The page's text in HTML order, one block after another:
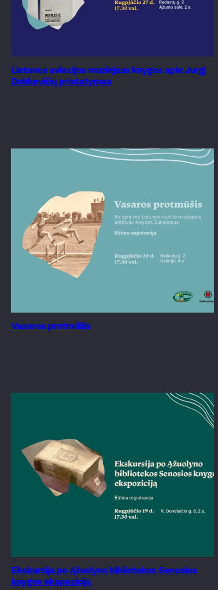
Lietuvos aviacijos muziejaus knygos apie Jurgį
Dobkevičių pristatymas
Vasaros protmūšis
Ekskursija po Ąžuolyno bibliotekos Senosios
knygos ekspoziciją